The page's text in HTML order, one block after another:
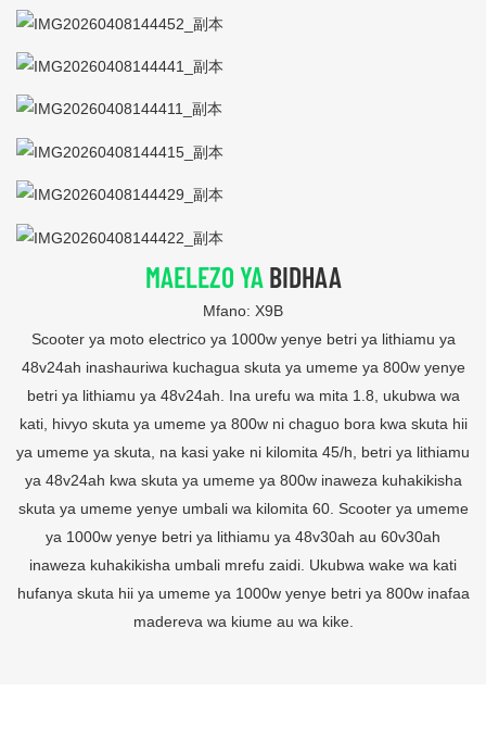
MAELEZO YA BIDHAA
Mfano: X9B
Scooter ya moto electrico ya 1000w yenye betri ya lithiamu ya
48v24ah inashauriwa kuchagua skuta ya umeme ya 800w yenye
betri ya lithiamu ya 48v24ah. Ina urefu wa mita 1.8, ukubwa wa
kati, hivyo skuta ya umeme ya 800w ni chaguo bora kwa skuta hii
ya umeme ya skuta, na kasi yake ni kilomita 45/h, betri ya lithiamu
ya 48v24ah kwa skuta ya umeme ya 800w inaweza kuhakikisha
skuta ya umeme yenye umbali wa kilomita 60. Scooter ya umeme
ya 1000w yenye betri ya lithiamu ya 48v30ah au 60v30ah
inaweza kuhakikisha umbali mrefu zaidi. Ukubwa wake wa kati
hufanya skuta hii ya umeme ya 1000w yenye betri ya 800w inafaa
madereva wa kiume au wa kike.